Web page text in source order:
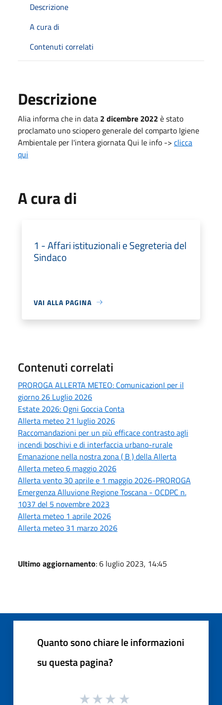
Descrizione
A cura di
Contenuti correlati
Descrizione
Alia informa che in data 2 dicembre 2022 è stato
proclamato uno sciopero generale del comparto Igiene
Ambientale per l'intera giornata Qui le info -> clicca
qui
A cura di
1 - Affari istituzionali e Segreteria del
Sindaco
VAI ALLA PAGINA
Contenuti correlati
PROROGA ALLERTA METEO: ComunicazionI per il
giorno 26 Luglio 2026
Estate 2026: Ogni Goccia Conta
Allerta meteo 21 luglio 2026
Raccomandazioni per un più efficace contrasto agli
incendi boschivi e di interfaccia urbano-rurale
Emanazione nella nostra zona ( B ) della Allerta
Allerta meteo 6 maggio 2026
Allerta vento 30 aprile e 1 maggio 2026-PROROGA
Emergenza Alluvione Regione Toscana - OCDPC n.
1037 del 5 novembre 2023
Allerta meteo 1 aprile 2026
Allerta meteo 31 marzo 2026
Ultimo aggiornamento: 6 luglio 2023, 14:45
Quanto sono chiare le informazioni
su questa pagina?